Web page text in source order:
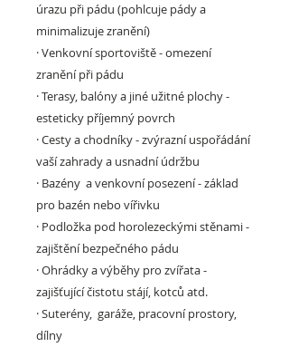
úrazu při pádu (pohlcuje pády a
minimalizuje zranění)
·Venkovní sportoviště- omezení
zranění při pádu
·Terasy, balóny a jiné užitné plochy-
esteticky příjemný povrch
·Cesty a chodníky- zvýrazní uspořádání
vaší zahrady a usnadní údržbu
· Bazény a venkovní posezení -základ
pro bazén nebo vířivku
· Podložka pod horolezeckými stěnami-
zajištění bezpečného pádu
·Ohrádky a výběhy pro zvířata-
zajišťující čistotu stájí, kotců atd.
·Suterény, garáže, pracovní prostory,
dílny